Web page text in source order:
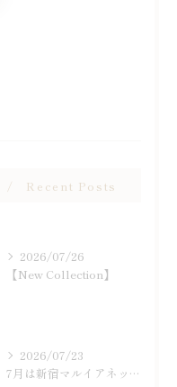
Recent Posts
2026/07/26
【New Collection】
2026/07/23
7月は新宿マルイアネックスにて